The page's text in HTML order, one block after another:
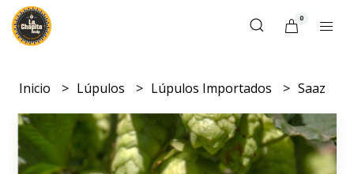
0
Inicio Lúpulos Lúpulos Importados Saaz